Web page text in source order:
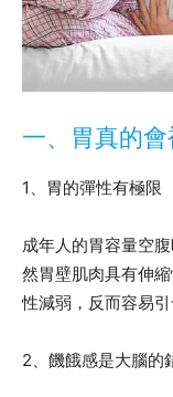
一、胃真的會
1、胃的彈性有極限
成年人的胃容量空
然胃壁肌肉具有伸
性減弱，反而容易引
2、饑餓感是大腦的